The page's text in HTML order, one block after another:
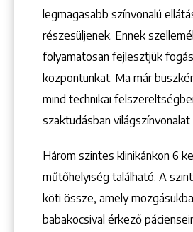
legmagasabb színvonalú
részesüljenek. Ennek
folyamatosan fejlesztjük
központunkat. Ma már
mind technikai
szaktudásban világszínvonalat
Három szintes klinikánkon 6
műtőhelyiség található. A
köti össze, amely
babakocsival érkező